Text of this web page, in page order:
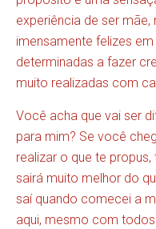
experiência de ser mãe,
imensamente felizes
determinadas a fazer
muito realizadas com
Você acha que vai ser
para mim? Se você
realizar o que te
sairá muito melhor do
saí quando comecei a
aqui, mesmo com